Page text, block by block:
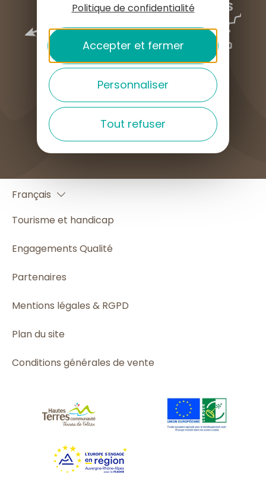
COMMENT VENIR ?
Français
Español
Tourisme et handicap
Engagements Qualité
Partenaires
Mentions légales & RGPD
Plan du site
Conditions générales de vente
Politique de confidentialité
Accepter et fermer
Personnaliser
Tout refuser